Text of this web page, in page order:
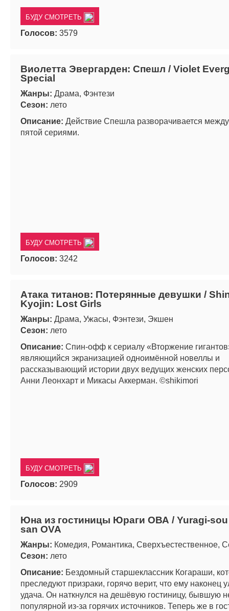
БУДУ СМОТРЕТЬ
Голосов: 3579
Виолетта Эвергарден: Спешл / Violet
Special
Жанры: Драма, Фэнтези
Сезон: лето
Описание: Действие Спешла разворачивается между
пятой сериями.
БУДУ СМОТРЕТЬ
Голосов: 3242
Атака титанов: Потерянные девушки /
Kyojin: Lost Girls
Жанры: Драма, Ужасы, Фэнтези, Экшен
Сезон: лето
Описание: Спин-офф к сериалу «Вторжение
являющийся экранизацией одноимённой новеллы и
рассказывающий истории двух ведущих женских
Анни Леонхарт и Микасы Аккерман. ©shikimori
БУДУ СМОТРЕТЬ
Голосов: 2909
Юна из гостиницы Юраги ОВА / Yuragi-sou
san OVA
Жанры: Комедия, Романтика, Сверхъестественное,
Сезон: лето
Описание: Бездомный старшеклассник Когараши,
преследуют призраки, горячо верит, что ему наконец
удача. Он наткнулся на дешёвую гостиницу, бывшую
популярной из-за горячих источников. Теперь же в